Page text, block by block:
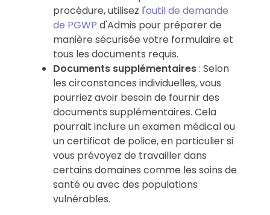
procédure, utilisez l'outil de demande
de PGWP d'Admis pour préparer de
manière sécurisée votre formulaire et
tous les documents requis.
Documents supplémentaires: Selon
les circonstances individuelles, vous
pourriez avoir besoin de fournir des
documents supplémentaires. Cela
pourrait inclure un examen médical ou
un certificat de police, en particulier si
vous prévoyez de travailler dans
certains domaines comme les soins de
santé ou avec des populations
vulnérables.